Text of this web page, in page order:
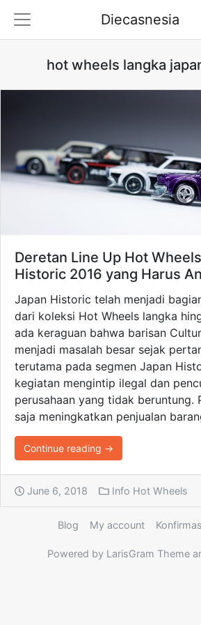
Diecasnesia
hot wheels langka
Deretan Line Up Hot
Historic 2016 yang Harus
Japan Historic telah menjadi
dari koleksi Hot Wheels langka
ada keraguan bahwa barisan
menjadi masalah besar sejak
terutama pada segmen Japan
kegiatan mengintip ilegal dan
perusahaan yang tidak beruntung.
saja meningkatkan penjualan
Continue reading →
June 6, 2018 Info Hot Wheels
Blog My account
Powered by LarisGram Theme